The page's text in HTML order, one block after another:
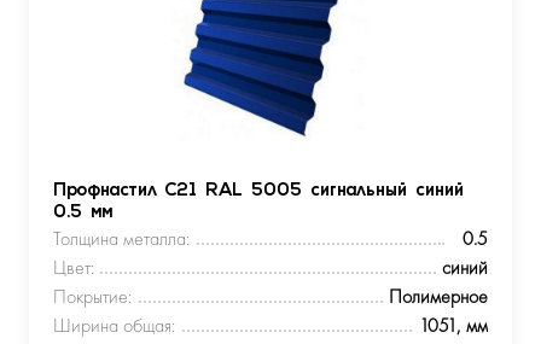
Профнастил С21 RAL 5005 сигнальный синий
0.5 мм
Толщина металла:
0.5
Цвет:
синий
Покрытие:
Полимерное
Ширина общая:
1051, мм